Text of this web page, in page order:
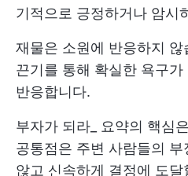
기적으로 긍정하거나 암시
재물은 소원에 반응하지
끈기를 통해 확실한 욕구
반응합니다.
부자가 되라_ 요약의 핵심
공통점은 주변 사람들의
않고 신속하게 결정에 도